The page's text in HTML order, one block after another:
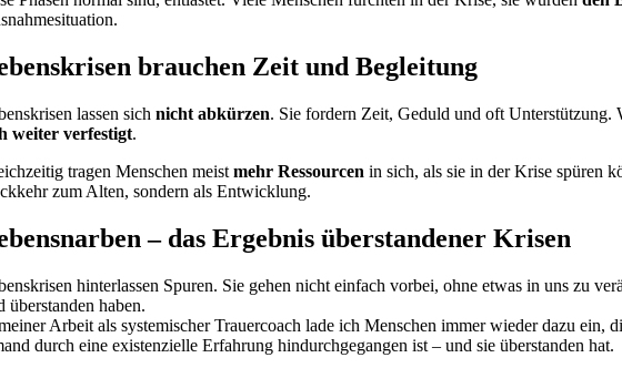
brauchen Zeit und Begleitung
lassen sichnicht abkürzen. Sie fordern Zeit, Geduld und oft Unterstützung.
weiter verfestigt.
tragen Menschen meistmehr Ressourcen in sich, als sie in der Krise spüren
zum Alten, sondern als Entwicklung.
– das Ergebnis überstandener Krisen
hinterlassen Spuren. Sie gehen nicht einfach vorbei, ohne etwas in uns zu
überstanden haben.
Arbeit als systemischer Trauercoach lade ich Menschen immer wieder dazu ein,
durch eine existenzielle Erfahrung hindurchgegangen ist – und sie überstanden hat.